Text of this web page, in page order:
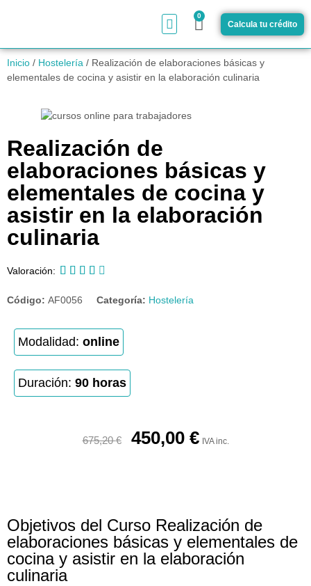
0
Calcula tu crédito
Inicio / Hostelería / Realización de elaboraciones básicas y
elementales de cocina y asistir en la elaboración culinaria
Realización de
elaboraciones básicas y
elementales de cocina y
asistir en la elaboración
culinaria
Valoración:     
Código: AF0056 Categoría: Hostelería
Modalidad: online
Duración: 90 horas
675,20€ 450,00 € IVA inc.
Objetivos del Curso Realización de
elaboraciones básicas y elementales de
cocina y asistir en la elaboración
culinaria